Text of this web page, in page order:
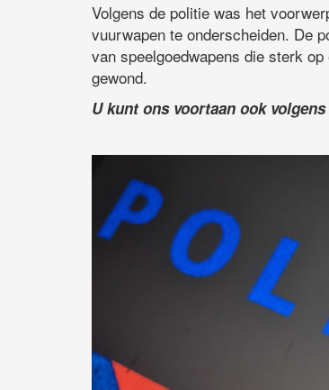
Volgens de politie was het
vuurwapen te onderscheiden. De
van speelgoedwapens die sterk
gewond.
U kunt ons voortaan ook